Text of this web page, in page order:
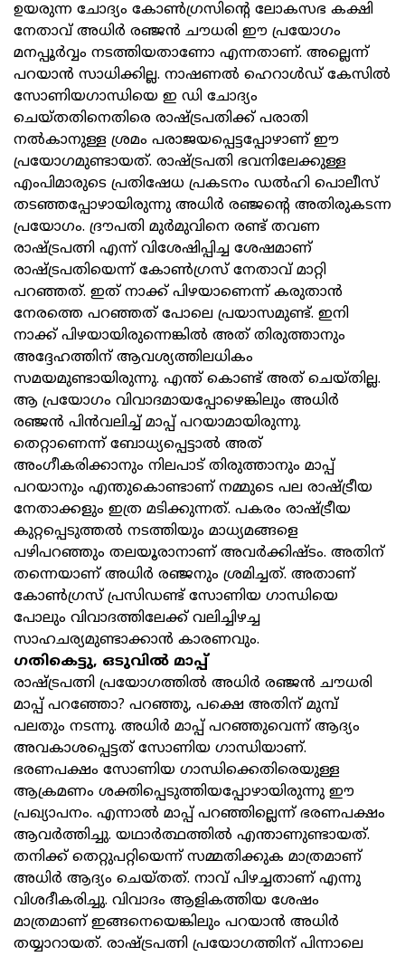
ഉയരുന്ന ചോദ്യം കോൺഗ്രസിന്റെ ലോകസഭ കക്ഷി
നേതാവ് അധിർ ര‍ഞ്ജൻ ചൗധരി ഈ പ്രയോഗം
മനപ്പൂർവ്വം നടത്തിയതാണോ എന്നതാണ്. അല്ലെന്ന്
പറയാൻ സാധിക്കില്ല. നാഷണൽ ഹെറാൾഡ് കേസിൽ
സോണിയഗാന്ധിയെ ഇ ഡി ചോദ്യം
ചെയ്തതിനെതിരെ രാഷ്ട്രപതിക്ക് പരാതി
നൽകാനുള്ള ശ്രമം പരാജയപ്പെട്ടപ്പോഴാണ് ഈ
പ്രയോഗമുണ്ടായത്. രാഷ്ട്രപതി ഭവനിലേക്കുള്ള
എംപിമാരുടെ പ്രതിഷേധ പ്രകടനം ഡൽഹി പൊലീസ്
തടഞ്ഞപ്പോഴായിരുന്നു അധിർ രഞ്ജന്റെ അതിരുകടന്ന
പ്രയോഗം. ദ്രൗപതി മുർമുവിനെ രണ്ട് തവണ
രാഷ്ട്രപത്നി എന്ന് വിശേഷിപ്പിച്ച ശേഷമാണ്
രാഷ്ട്രപതിയെന്ന് കോൺഗ്രസ് നേതാവ് മാറ്റി
പറഞ്ഞത്. ഇത് നാക്ക് പിഴയാണെന്ന് കരുതാൻ
നേരത്തെ പറഞ്ഞത് പോലെ പ്രയാസമുണ്ട്. ഇനി
നാക്ക് പിഴയായിരുന്നെങ്കിൽ അത് തിരുത്താനും
അദ്ദേഹത്തിന് ആവശ്യത്തിലധികം
സമയമുണ്ടായിരുന്നു. എന്ത് കൊണ്ട് അത് ചെയ്തില്ല.
ആ പ്രയോഗം വിവാദമായപ്പോഴെങ്കിലും അധിർ
രഞ്ജൻ പിൻവലിച്ച് മാപ്പ് പറയാമായിരുന്നു.
തെറ്റാണെന്ന് ബോധ്യപ്പെട്ടാൽ അത്
അംഗീകരിക്കാനും നിലപാട് തിരുത്താനും മാപ്പ്
പറയാനും എന്തുകൊണ്ടാണ് നമ്മുടെ പല രാഷ്ട്രീയ
നേതാക്കളും ഇത്ര മടിക്കുന്നത്. പകരം രാഷ്ട്രീയ
കുറ്റപ്പെടുത്തൽ നടത്തിയും മാധ്യമങ്ങളെ
പഴിപറഞ്ഞും തലയൂരാനാണ് അവർക്കിഷ്ടം. അതിന്
തന്നെയാണ് അധിർ ര‍ഞ്ജനും ശ്രമിച്ചത്. അതാണ്
കോൺഗ്രസ് പ്രസിഡണ്ട് സോണിയ ഗാന്ധിയെ
പോലും വിവാദത്തിലേക്ക് വലിച്ചിഴച്ച
സാഹചര്യമുണ്ടാക്കാൻ കാരണവും.
ഗതികെട്ടു, ഒടുവിൽ മാപ്പ്
രാഷ്ട്രപത്നി പ്രയോഗത്തിൽ അധിർ രഞ്ജൻ ചൗധരി
മാപ്പ് പറഞ്ഞോ? പറഞ്ഞു, പക്ഷെ അതിന് മുമ്പ്
പലതും നടന്നു. അധിർ മാപ്പ് പറഞ്ഞുവെന്ന് ആദ്യം
അവകാശപ്പെട്ടത് സോണിയ ഗാന്ധിയാണ്.
ഭരണപക്ഷം സോണിയ ഗാന്ധിക്കെതിരെയുള്ള
ആക്രമണം ശക്തിപ്പെടുത്തിയപ്പോഴായിരുന്നു ഈ
പ്രഖ്യാപനം. എന്നാൽ മാപ്പ് പറഞ്ഞില്ലെന്ന് ഭരണപക്ഷം
ആവർത്തിച്ചു. യഥാർത്ഥത്തിൽ എന്താണുണ്ടായത്.
തനിക്ക് തെറ്റുപറ്റിയെന്ന് സമ്മതിക്കുക മാത്രമാണ്
അധിർ ആദ്യം ചെയ്തത്. നാവ് പിഴച്ചതാണ് എന്നു
വിശദീകരിച്ചു. വിവാദം ആളികത്തിയ ശേഷം
മാത്രമാണ് ഇങ്ങനെയെങ്കിലും പറയാൻ അധിർ
തയ്യാറായത്. രാഷ്ട്രപത്നി പ്രയോഗത്തിന് പിന്നാലെ